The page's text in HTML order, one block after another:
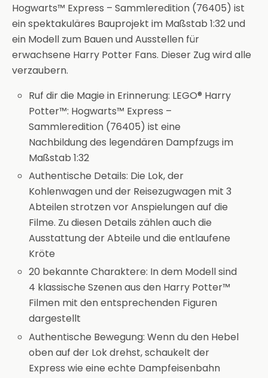
Hogwarts™ Express – Sammleredition (76405) ist
ein spektakuläres Bauprojekt im Maßstab 1:32 und
ein Modell zum Bauen und Ausstellen für
erwachsene Harry Potter Fans. Dieser Zug wird alle
verzaubern.
Ruf dir die Magie in Erinnerung: LEGO® Harry
Potter™: Hogwarts™ Express –
Sammleredition (76405) ist eine
Nachbildung des legendären Dampfzugs im
Maßstab 1:32
Authentische Details: Die Lok, der
Kohlenwagen und der Reisezugwagen mit 3
Abteilen strotzen vor Anspielungen auf die
Filme. Zu diesen Details zählen auch die
Ausstattung der Abteile und die entlaufene
Kröte
20 bekannte Charaktere: In dem Modell sind
4 klassische Szenen aus den Harry Potter™
Filmen mit den entsprechenden Figuren
dargestellt
Authentische Bewegung: Wenn du den Hebel
oben auf der Lok drehst, schaukelt der
Express wie eine echte Dampfeisenbahn